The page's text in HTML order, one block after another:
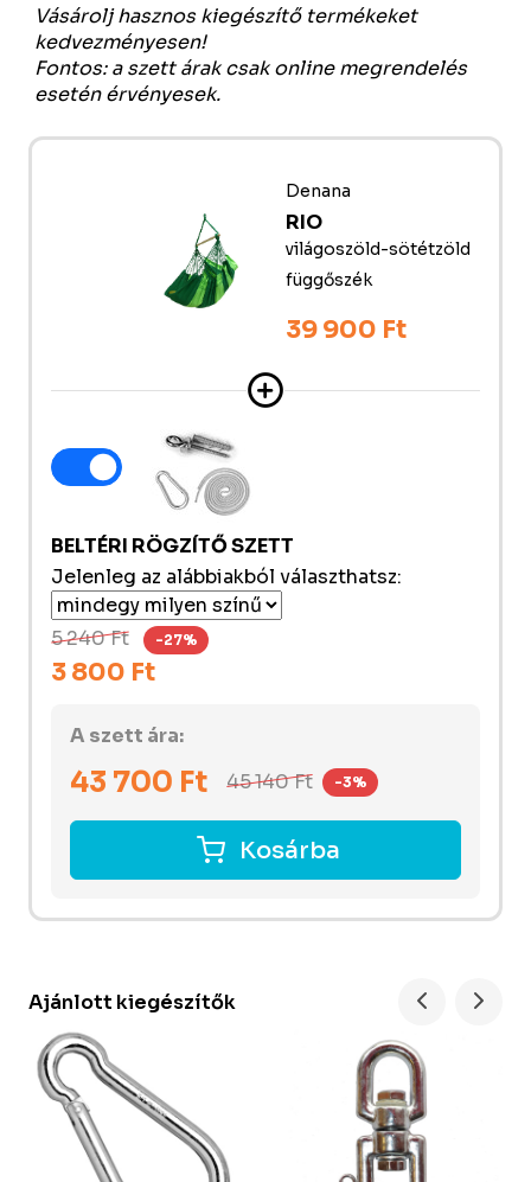
Vásárolj hasznos kiegészítő termékeket
kedvezményesen!
Fontos: a szett árak csak online megrendelés
esetén érvényesek.
Denana
RIO
világoszöld-sötétzöld
függőszék
39 900 Ft
BELTÉRI RÖGZÍTŐ SZETT
Jelenleg az alábbiakból választhatsz:
5 240 Ft -27%
3 800 Ft
A szett ára:
43 700 Ft 45 140Ft -3%
Kosárba
Ajánlott kiegészítők